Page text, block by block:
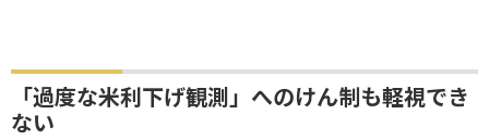
「過度な米利下げ観測」へのけん制も軽視でき
ない